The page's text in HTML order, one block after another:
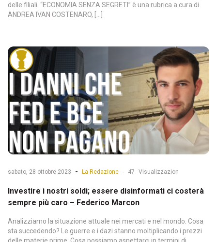
delle filiali. “ECONOMIA SENZA SEGRETI” è una rubrica a cura di
ANDREA IVAN COSTENARO, […]
sabato, 28 ottobre 2023 - La Redazione - 47 Visualizzazion
Investire i nostri soldi; essere disinformati ci costerà
sempre più caro – Federico Marcon
Analizziamo la situazione attuale nei mercati e nel mondo. Cosa
sta succedendo? Le guerre e i dazi stanno moltiplicando i prezzi